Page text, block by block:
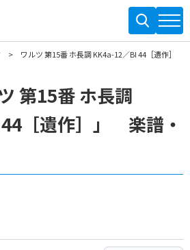
ワルツ 第15番 ホ長調 KK4a-12／BI 44［遺作］
第15番 ホ長調
［遺作］」 楽譜・